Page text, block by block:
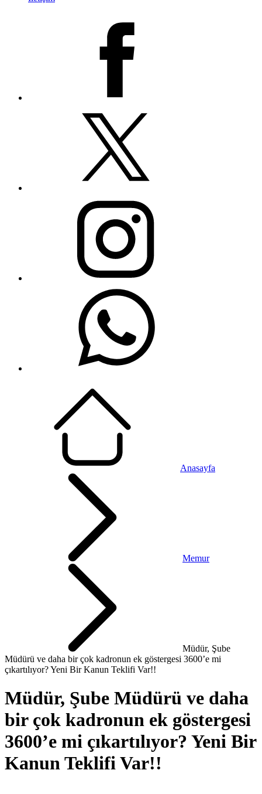
Anasayfa
Memur
Müdür, Şube
Müdürü ve daha bir çok kadronun ek göstergesi 3600’e mi
çıkartılıyor? Yeni Bir Kanun Teklifi Var!!
Müdür, Şube Müdürü ve daha
bir çok kadronun ek göstergesi
3600’e mi çıkartılıyor? Yeni Bir
Kanun Teklifi Var!!